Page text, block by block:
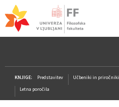
KNJIGE: Predstavitev Učbeniki in priročniki
Letna poročila